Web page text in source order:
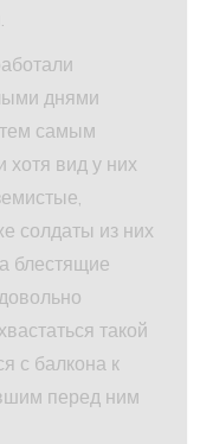
днями
самым
хотя вид у них
солдаты из них
блестящие
такой
с балкона к
перед ним